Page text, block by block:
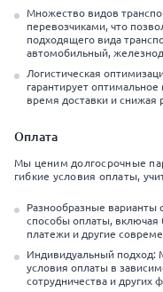
Множество видов
перевозчиками, что
подходящего вида
автомобильный,
Логистическая
гарантирует
время доставки и снижая
Оплата
Мы ценим долгосрочные
гибкие условия оплаты,
Разнообразные
способы оплаты, включая
платежи и другие
Индивидуальный подход:
условия оплаты в
сотрудничества и других